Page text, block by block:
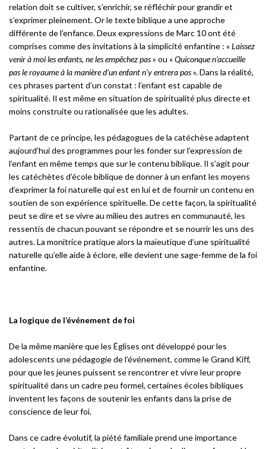
relation doit se cultiver, s’enrichir, se réfléchir pour grandir et
s’exprimer pleinement. Or le texte biblique a une approche
différente de l’enfance. Deux expressions de Marc 10 ont été
comprises comme des invitations à la simplicité enfantine : «Laissez
venir à moi les enfants, ne les empêchez pas» ou «Quiconque n’accueille
pas le royaume à la manière d’un enfant n’y entrera pas». Dans la réalité,
ces phrases partent d’un constat : l’enfant est capable de
spiritualité. Il est même en situation de spiritualité plus directe et
moins construite ou rationalisée que les adultes.
Partant de ce principe, les pédagogues de la catéchèse adaptent
aujourd’hui des programmes pour les fonder sur l’expression de
l’enfant en même temps que sur le contenu biblique. Il s’agit pour
les catéchètes d’école biblique de donner à un enfant les moyens
d’exprimer la foi naturelle qui est en lui et de fournir un contenu en
soutien de son expérience spirituelle. De cette façon, la spiritualité
peut se dire et se vivre au milieu des autres en communauté, les
ressentis de chacun pouvant se répondre et se nourrir les uns des
autres. La monitrice pratique alors la maïeutique d’une spiritualité
naturelle qu’elle aide à éclore, elle devient une sage-femme de la foi
enfantine.
La logique de l’événement de foi
De la même manière que les Églises ont développé pour les
adolescents une pédagogie de l’événement, comme le Grand Kiff,
pour que les jeunes puissent se rencontrer et vivre leur propre
spiritualité dans un cadre peu formel, certaines écoles bibliques
inventent les façons de soutenir les enfants dans la prise de
conscience de leur foi.
Dans ce cadre évolutif, la piété familiale prend une importance